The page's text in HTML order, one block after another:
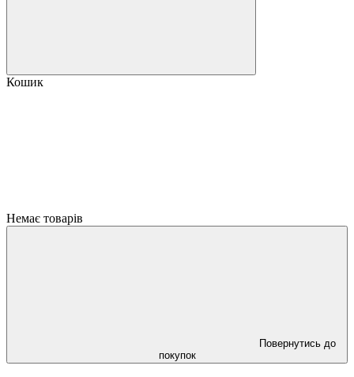
Кошик
Немає товарів
Повернутись до
покупок